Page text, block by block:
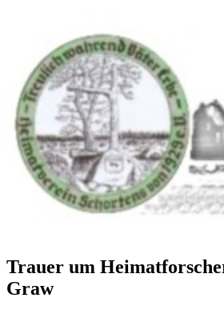
Trauer um
Graw